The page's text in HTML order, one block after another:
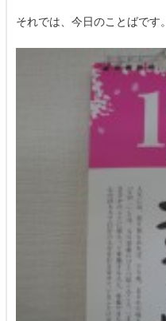
それでは、今日のことばです。